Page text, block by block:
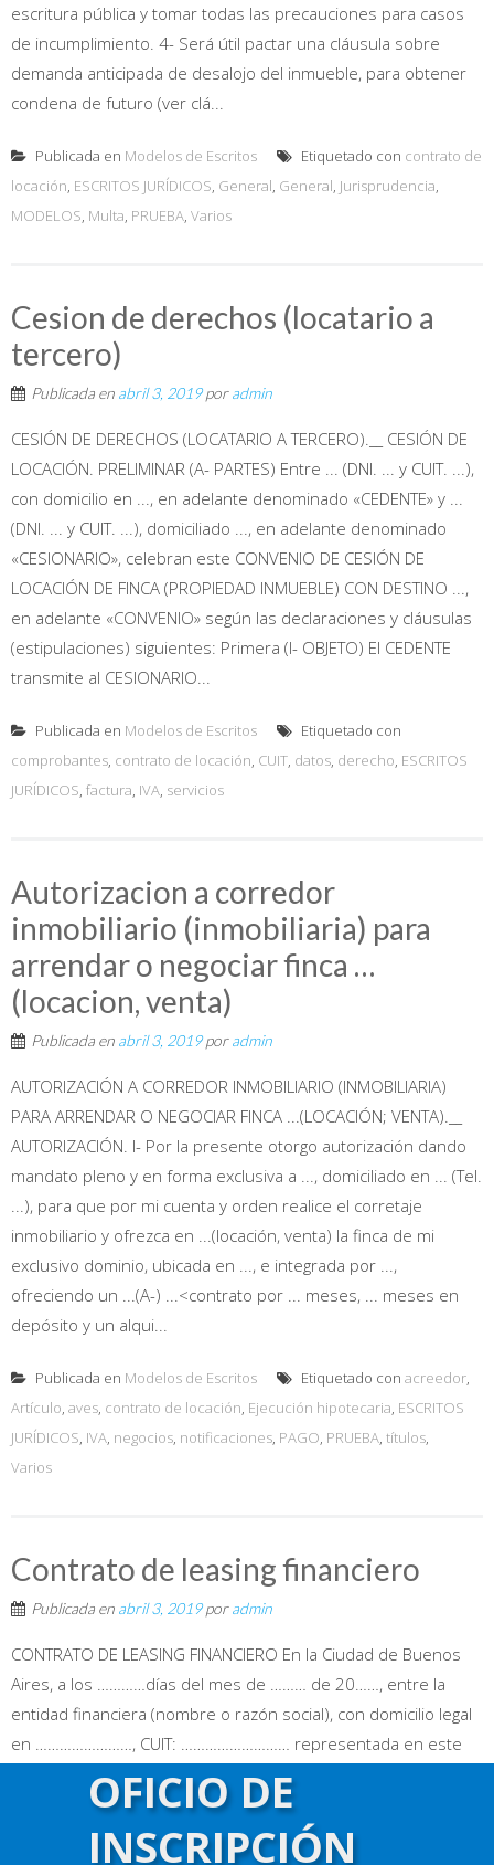
escritura pública y tomar todas las precauciones para casos
de incumplimiento. 4- Será útil pactar una cláusula sobre
demanda anticipada de desalojo del inmueble, para obtener
condena de futuro (ver clá...
Publicada en Modelos de Escritos Etiquetado con contrato de
locación, ESCRITOS JURÍDICOS, General, General, Jurisprudencia,
MODELOS, Multa, PRUEBA, Varios
Cesion de derechos (locatario a
tercero)
Publicada en abril 3, 2019poradmin
CESIÓN DE DERECHOS (LOCATARIO A TERCERO).__ CESIÓN DE
LOCACIÓN. PRELIMINAR (A- PARTES) Entre ... (DNI. ... y CUIT. ...),
con domicilio en ..., en adelante denominado «CEDENTE» y ...
(DNI. ... y CUIT. ...), domiciliado ..., en adelante denominado
«CESIONARIO», celebran este CONVENIO DE CESIÓN DE
LOCACIÓN DE FINCA (PROPIEDAD INMUEBLE) CON DESTINO ...,
en adelante «CONVENIO» según las declaraciones y cláusulas
(estipulaciones) siguientes: Primera (I- OBJETO) El CEDENTE
transmite al CESIONARIO...
Publicada en Modelos de Escritos
Etiquetado con
comprobantes, contrato de locación, CUIT, datos, derecho, ESCRITOS
JURÍDICOS, factura, IVA, servicios
Autorizacion a corredor
inmobiliario (inmobiliaria) para
arrendar o negociar finca …
(locacion, venta)
Publicada en abril 3, 2019poradmin
AUTORIZACIÓN A CORREDOR INMOBILIARIO (INMOBILIARIA)
PARA ARRENDAR O NEGOCIAR FINCA ...(LOCACIÓN; VENTA).__
AUTORIZACIÓN. I- Por la presente otorgo autorización dando
mandato pleno y en forma exclusiva a ..., domiciliado en ... (Tel.
...), para que por mi cuenta y orden realice el corretaje
inmobiliario y ofrezca en ...(locación, venta) la finca de mi
exclusivo dominio, ubicada en ..., e integrada por ...,
ofreciendo un ...(A-) ...<contrato por ... meses, ... meses en
depósito y un alqui...
Publicada en Modelos de Escritos Etiquetado con acreedor,
Artículo, aves, contrato de locación, Ejecución hipotecaria, ESCRITOS
JURÍDICOS, IVA, negocios, notificaciones, PAGO, PRUEBA, títulos,
Varios
Contrato de leasing financiero
Publicada en abril 3, 2019poradmin
CONTRATO DE LEASING FINANCIERO En la Ciudad de Buenos
Aires, a los …………días del mes de ……… de 20……, entre la
entidad financiera (nombre o razón social), con domicilio legal
en ……………………, CUIT: ……………………… representada en este
acto por el Sr. ……………………, DNI …………………, en su calidad de
…………… conforme (mencionar instrumento que acredita su
personería) cuya copia se adjunta y forma parte del presente,
OFICIO DE
INSCRIPCIÓN